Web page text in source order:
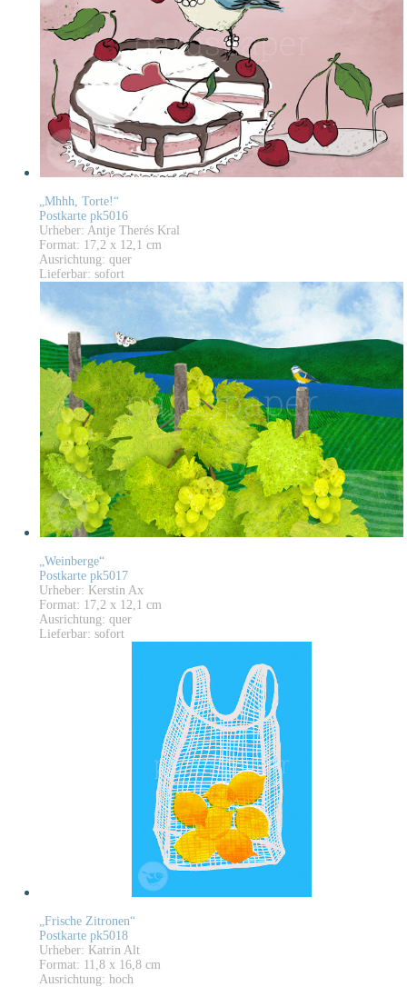
„Mhhh, Torte!“
Postkarte pk5016
Urheber: Antje Therés Kral
Format: 17,2 x 12,1 cm
Ausrichtung: quer
Lieferbar: sofort
„Weinberge“
Postkarte pk5017
Urheber: Kerstin Ax
Format: 17,2 x 12,1 cm
Ausrichtung: quer
Lieferbar: sofort
„Frische Zitronen“
Postkarte pk5018
Urheber: Katrin Alt
Format: 11,8 x 16,8 cm
Ausrichtung: hoch